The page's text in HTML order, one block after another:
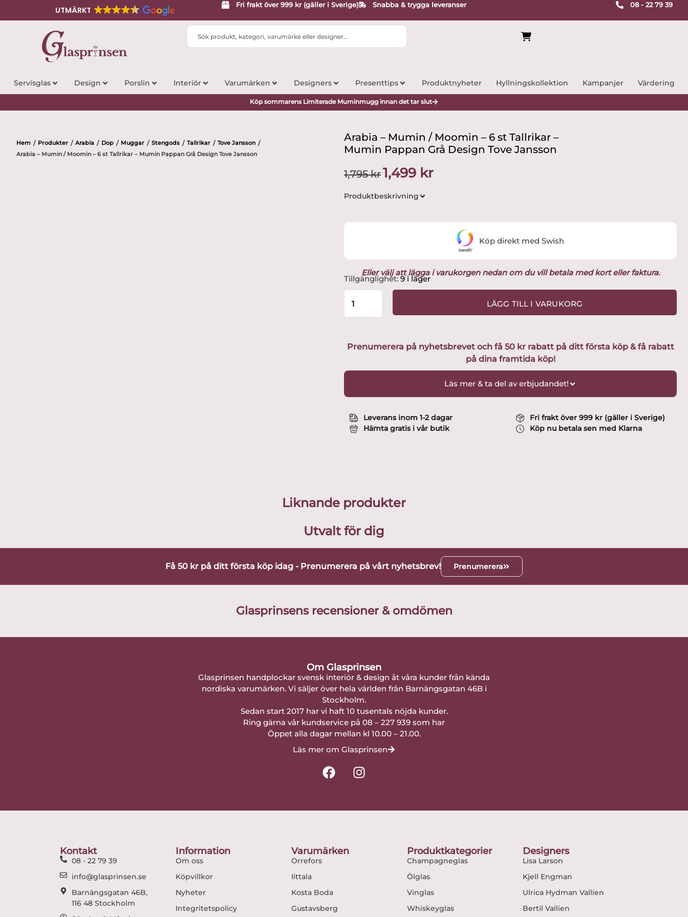
UTMÄRKT
Fri frakt över 999 kr (gäller i Sverige) Snabba & trygga leveranser 08 - 22 79 39
Search
Servisglas Design Porslin Interiör Varumärken Designers Presenttips Produktnyheter Hyllningskollektion Kampanjer Värdering
Köp sommarens Limiterade Muminmugg innan det tar slut
Hem / Produkter / Arabia / Dop / Muggar / Stengods / Tallrikar / Tove Jansson /
Arabia – Mumin / Moomin – 6 st Tallrikar – Mumin Pappan Grå Design Tove Jansson
Arabia – Mumin / Moomin – 6 st Tallrikar –
Mumin Pappan Grå Design Tove Jansson
1,795kr Det
ursprungliga
priset
1,499 krDet
Produktbeskrivning
Eller välj att lägga i varukorgen nedan om du vill betala med kort eller faktura.
Tillgänglighet: 9 i lager
Arabia
-
Mumin
6
Tallrikar
Grå
Design
Tove
LÄGG TILL I VARUKORG
Köp direkt med Swish
Prenumerera på nyhetsbrevet och få 50 kr rabatt på ditt första köp & få rabatt
på dina framtida köp!
Läs mer & ta del av erbjudandet!
Leverans inom 1-2 dagar
Hämta gratis i vår butik
Fri frakt över 999 kr (gäller i Sverige)
Köp nu betala sen med Klarna
Liknande produkter
Utvalt för dig
Få 50 kr på ditt första köp idag - Prenumerera på vårt nyhetsbrev! Prenumerera
Glasprinsens recensioner & omdömen
Om Glasprinsen
Glasprinsen handplockar svensk interiör & design åt våra kunder från kända
nordiska varumärken. Vi säljer över hela världen från Barnängsgatan 46B i
Stockholm.
Sedan start 2017 har vi haft 10 tusentals nöjda kunder.
Ring gärna vår kundservice på 08 – 227 939 som har
Öppet alla dagar mellan kl 10.00 – 21.00.
Läs mer om Glasprinsen
F
a
k
I
n
Kontakt
08 - 22 79 39
info@glasprinsen.se
Barnängsgatan 46B,
116 48 Stockholm
Information
Om oss
Köpvillkor
Nyheter
Integritetspolicy
Varumärken
Orrefors
Iittala
Kosta Boda
Gustavsberg
Produktkategorier
Champagneglas
Ölglas
Vinglas
Whiskeyglas
Designers
Lisa Larson
Kjell Engman
Ulrica Hydman Vallien
Bertil Vallien